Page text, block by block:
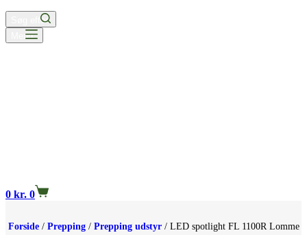
Søg efter
Menu
0 kr. 0
Forside/ Prepping/ Prepping udstyr/ LED spotlight FL 1100R Lomme